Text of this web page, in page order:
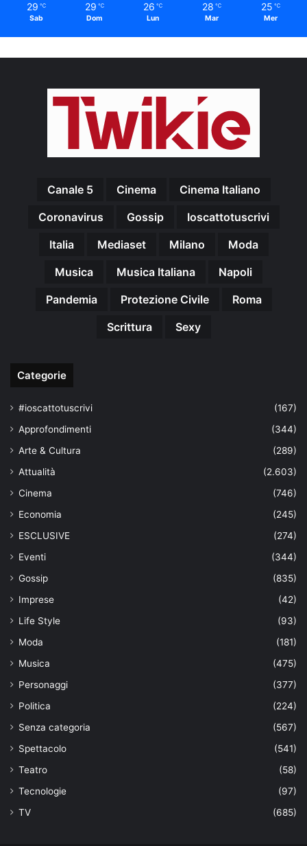
29 ℃
Sab
29 ℃
Dom
26 ℃
Lun
28 ℃
Mar
25 ℃
Mer
Canale 5 Cinema
Cinema Italiano
Coronavirus
Gossip
Ioscattotuscrivi
Italia
Mediaset Milano
Moda
Musica
Musica Italiana
Napoli
Pandemia
Protezione Civile
Roma
Scrittura
Sexy
Categorie
#ioscattotuscrivi
(167)
Approfondimenti
(344)
Arte & Cultura
(289)
Attualità
(2.603)
Cinema
(746)
Economia
(245)
ESCLUSIVE
(274)
Eventi
(344)
Gossip
(835)
Imprese
(42)
Life Style
(93)
Moda
(181)
Musica
(475)
Personaggi
(377)
Politica
(224)
Senza categoria
(567)
Spettacolo
(541)
Teatro
(58)
Tecnologie
(97)
TV
(685)